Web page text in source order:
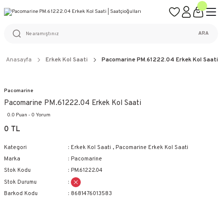
%100 ORİJİNAL ÜRÜN GARANTİSİ
ARA
Anasayfa Erkek Kol Saati Pacomarine PM.61222.04 Erkek Kol Saati
Pacomarine
Pacomarine PM.61222.04 Erkek Kol Saati
0.0 Puan - 0 Yorum
0 TL
Kategori Erkek Kol Saati , Pacomarine Erkek Kol Saati
Marka
Pacomarine
Stok Kodu
PM.61222.04
Stok Durumu
Barkod Kodu
8681476013583